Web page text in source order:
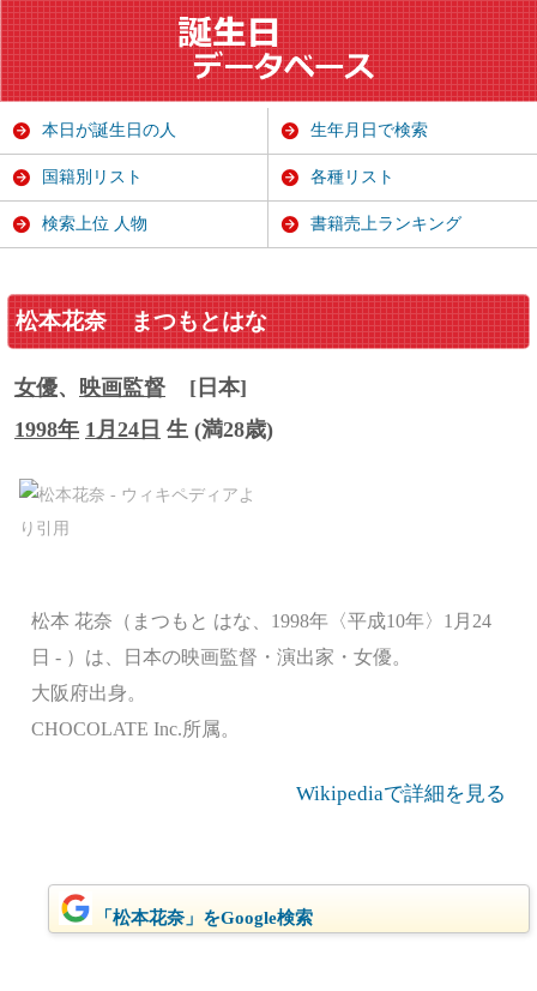
松本花奈 まつもとはな
女優、 映画監督
[日本]
1998年 1月24日 生 (満28歳)
松本 花奈（まつもと はな、1998年〈平成10年〉1月24
日 - ）は、日本の映画監督・演出家・女優。
大阪府出身。
CHOCOLATE Inc.所属。
Wikipediaで詳細を見る
「松本花奈」をGoogle検索
本日が誕生日の人 生年月日で検索
国籍別リスト 各種リスト
検索上位 人物 書籍売上ランキング